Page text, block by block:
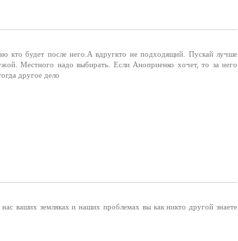
кто будет после него.А вдругкто не подходящий. Пускай лучше
Местного надо выбирать. Если Аноприенко хочет, то за него
другое дело
ваших земляках и наших проблемах вы как никто другой знаете